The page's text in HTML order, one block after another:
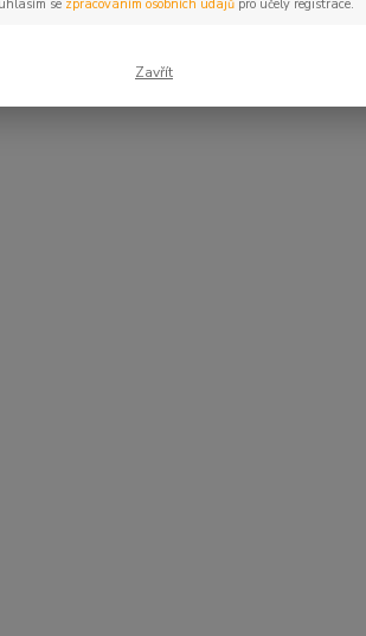
se zpracováním osobních údajůpro účely registrace.
Zavřít